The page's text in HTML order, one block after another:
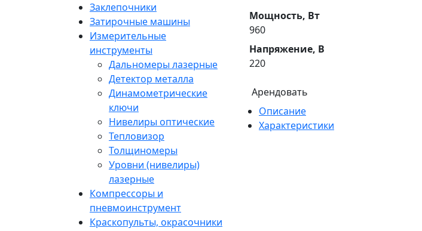
Заклепочники
Затирочные машины
Измерительные
инструменты
Дальномеры лазерные
Детектор металла
Динамометрические
ключи
Нивелиры оптические
Тепловизор
Толщиномеры
Уровни (нивелиры)
лазерные
Компрессоры и
пневмоинструмент
Краскопульты, окрасочники
Мощность, Вт
960
Напряжение, В
220
Арендовать
Описание
Характеристики